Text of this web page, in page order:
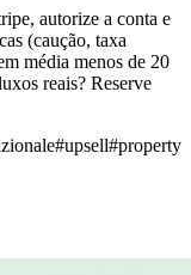
autorize a conta e
(caução, taxa
média menos de 20
reais? Reserve
#upsell#property